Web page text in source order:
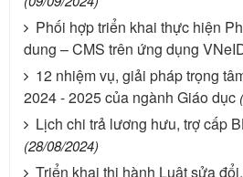
Phối hợp triển khai thực hiện
dung – CMS trên ứng dụng
12 nhiệm vụ, giải pháp trọng
2024 - 2025 của ngành Giáo dục
Lịch chi trả lương hưu, trợ cấp
(28/08/2024)
Triển khai thi hành Luật sửa